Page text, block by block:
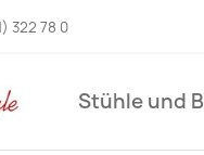
322 78 0
Stühle und